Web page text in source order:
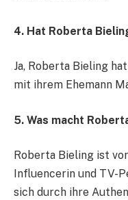
4. Hat Roberta
Ja, Roberta Bieling
mit ihrem Ehemann
5. Was macht
Roberta Bieling ist
Influencerin und TV-
sich durch ihre